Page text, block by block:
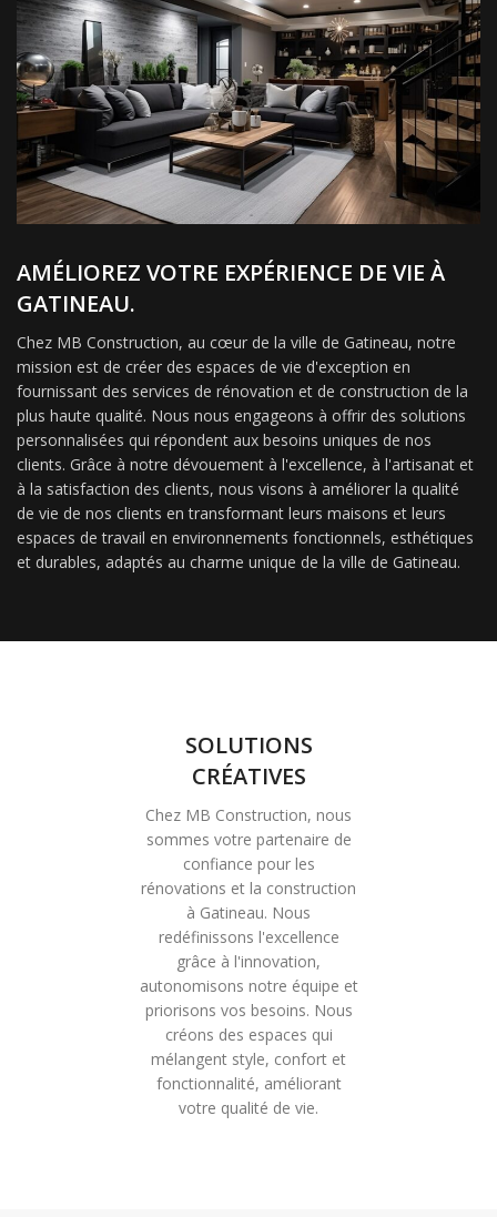
AMÉLIOREZ VOTRE EXPÉRIENCE DE VIE À
GATINEAU.
Chez MB Construction, au cœur de la ville de Gatineau, notre
mission est de créer des espaces de vie d'exception en
fournissant des services de rénovation et de construction de la
plus haute qualité. Nous nous engageons à offrir des solutions
personnalisées qui répondent aux besoins uniques de nos
clients. Grâce à notre dévouement à l'excellence, à l'artisanat et
à la satisfaction des clients, nous visons à améliorer la qualité
de vie de nos clients en transformant leurs maisons et leurs
espaces de travail en environnements fonctionnels, esthétiques
et durables, adaptés au charme unique de la ville de Gatineau.
SOLUTIONS
CRÉATIVES
Chez MB Construction, nous
sommes votre partenaire de
confiance pour les
rénovations et la construction
à Gatineau. Nous
redéfinissons l'excellence
grâce à l'innovation,
autonomisons notre équipe et
priorisons vos besoins. Nous
créons des espaces qui
mélangent style, confort et
fonctionnalité, améliorant
votre qualité de vie.